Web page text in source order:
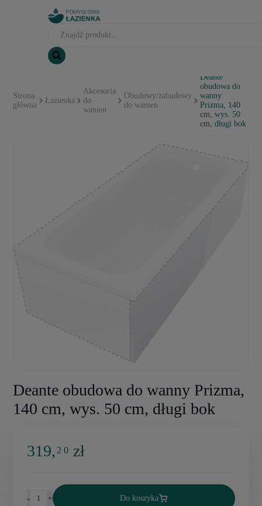
Strona
główna
Łazienka
Akcesoria
do
wanien
Obudowy/zabudowy
do wanien
Deante
obudowa do
wanny
Prizma, 140
cm, wys. 50
cm, długi bok
Deante obudowa do wanny Prizma,
140 cm, wys. 50 cm, długi bok
319,2 0 zł
- + Do koszyka